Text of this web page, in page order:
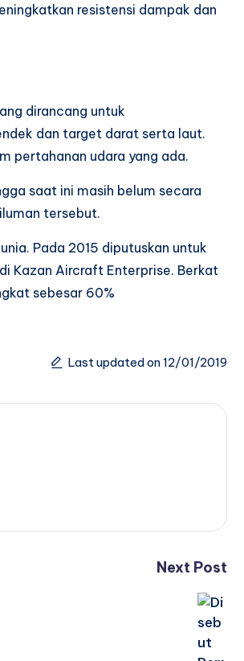
resistensi dampak dan
dirancang untuk
dan target darat serta laut.
pertahanan udara yang ada.
saat ini masih belum secara
tersebut.
Pada 2015 diputuskan untuk
Kazan Aircraft Enterprise. Berkat
sebesar 60%
Last updated on 12/01/2019
Next Post